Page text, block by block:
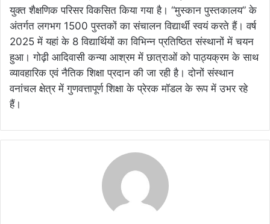
युक्त शैक्षणिक परिसर विकसित किया गया है। “मुस्कान पुस्तकालय” के
अंतर्गत लगभग 1500 पुस्तकों का संचालन विद्यार्थी स्वयं करते हैं। वर्ष
2025 में यहां के 8 विद्यार्थियों का विभिन्न प्रतिष्ठित संस्थानों में चयन
हुआ। गोढ़ी आदिवासी कन्या आश्रम में छात्राओं को पाठ्यक्रम के साथ
व्यावहारिक एवं नैतिक शिक्षा प्रदान की जा रही है। दोनों संस्थान
वनांचल क्षेत्र में गुणवत्तापूर्ण शिक्षा के प्रेरक मॉडल के रूप में उभर रहे
हैं।